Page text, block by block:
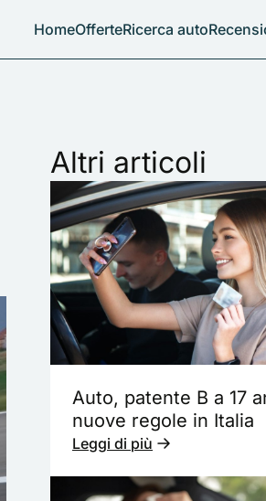
HomeOfferteRicerca auto
Altri articoli
Auto, patente B a 17
nuove regole in Italia
Leggi di più